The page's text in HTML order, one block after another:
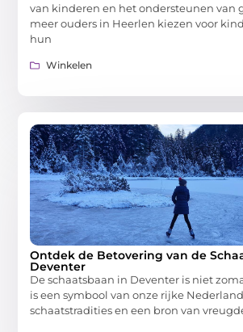
van kinderen en het ondersteunen van
meer ouders in Heerlen kiezen voor
hun
Winkelen
Ontdek de Betovering van de
Deventer
De schaatsbaan in Deventer is niet
is een symbool van onze rijke
schaatstradities en een bron van